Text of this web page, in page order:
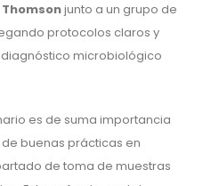
junto a un grupo de
protocolos claros y
microbiológico
es de suma importancia
buenas prácticas en
de toma de muestras